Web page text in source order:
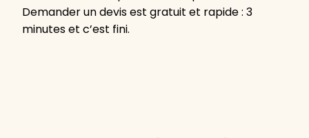
Demander un devis est gratuit et rapide : 3
minutes et c’est fini.